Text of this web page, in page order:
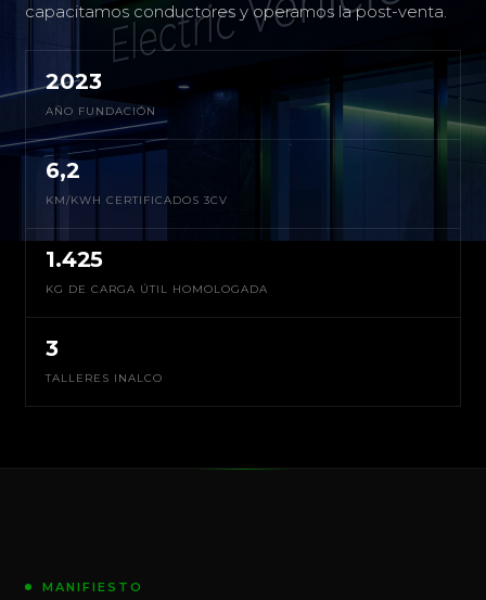
capacitamos conductores y operamos la post-venta.
2023
AÑO FUNDACIÓN
6,2
KM/KWH CERTIFICADOS 3CV
1.425
KG DE CARGA ÚTIL HOMOLOGADA
3
TALLERES INALCO
MANIFIESTO